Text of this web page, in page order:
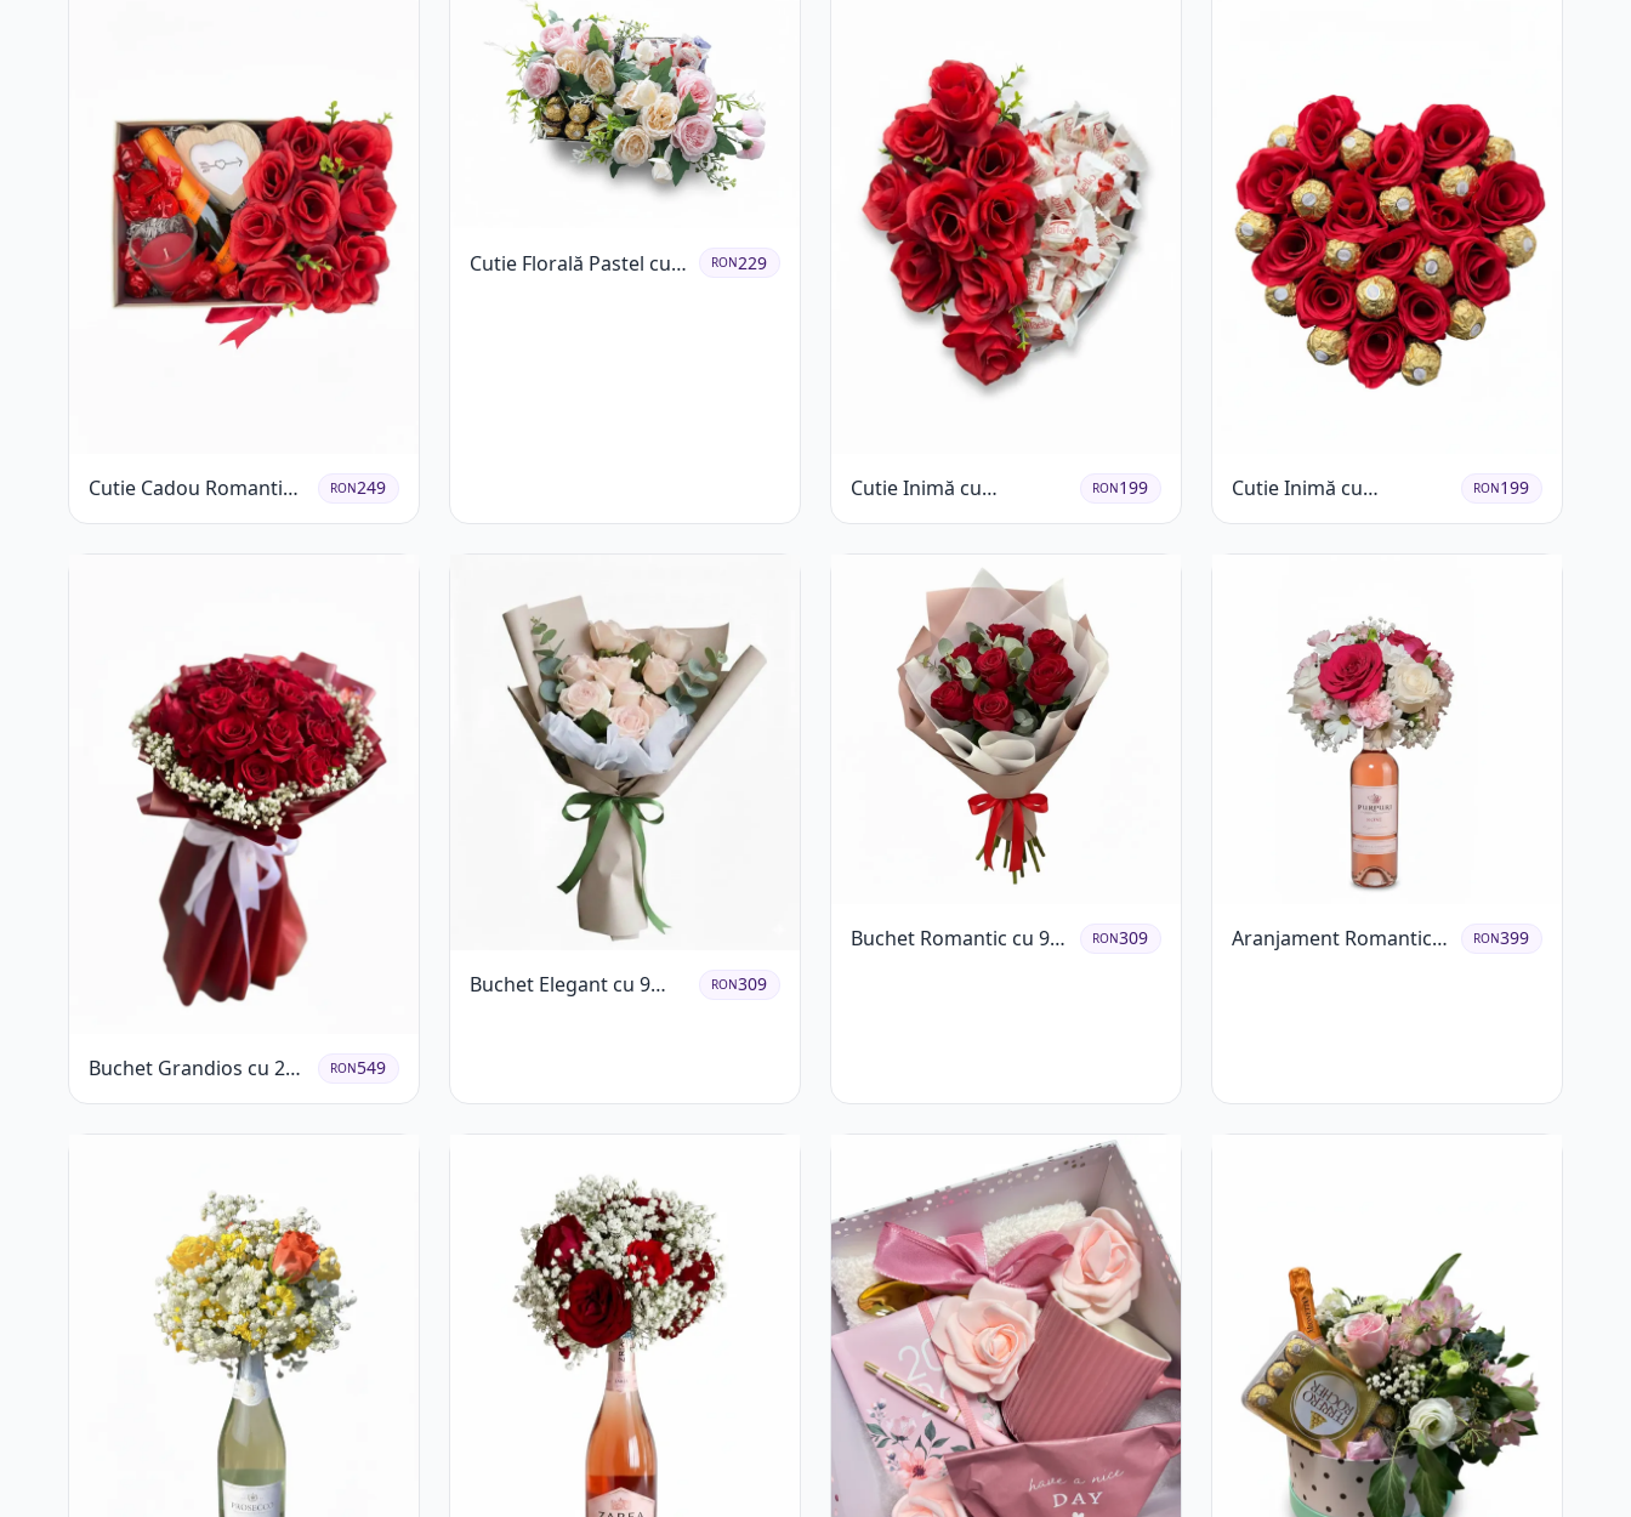
Cutie Cadou Romantică
cu Trandafiri Șampanie
RON249
Cutie Florală Pastel cu
RON229
Cutie Inimă cu
Trandafiri Roșii și
RON199
Cutie Inimă cu
Trandafiri Roșii și
RON199
Buchet Grandios cu 25
de Trandafiri Roșii
RON549
Buchet Elegant cu 9
RON309
Buchet Romantic cu 9
RON309
Aranjament Romantic
RON399